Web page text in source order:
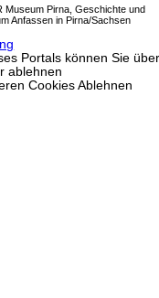
Museum Pirna, Geschichte und
Anfassen in Pirna/Sachsen
Portals können Sie
ablehnen
Cookies Ablehnen